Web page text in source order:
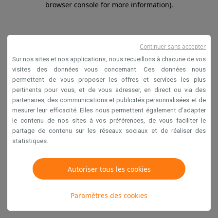
browser console for more information).
Sur nos sites et nos applications, nous recueillons à chacune de vos
visites des données vous concernant. Ces données nous
permettent de vous proposer les offres et services les plus
pertinents pour vous, et de vous adresser, en direct ou via des
partenaires, des communications et publicités personnalisées et de
mesurer leur efficacité. Elles nous permettent également d’adapter
le contenu de nos sites à vos préférences, de vous faciliter le
partage de contenu sur les réseaux sociaux et de réaliser des
statistiques.
Autoriser tous les cookies
Paramètres des cookies
Continuer sans accepter